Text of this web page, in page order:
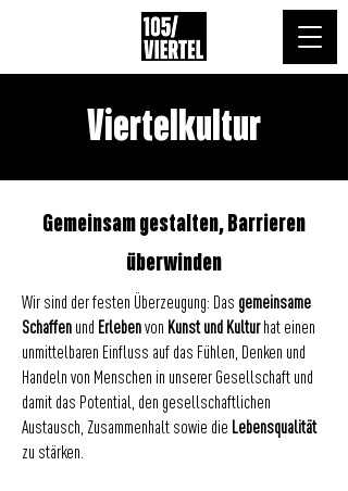
Viertelkultur
Gemeinsam gestalten, Barrieren
überwinden
Wir sind der festen Überzeugung: Das gemeinsame
Schaffen und Erlebenvon Kunst und Kulturhat einen
unmittelbaren Einfluss auf das Fühlen, Denken und
Handeln von Menschen in unserer Gesellschaft und
damit das Potential, den gesellschaftlichen
Austausch, Zusammenhalt sowie die Lebensqualität
zu stärken.